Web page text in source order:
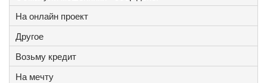
На онлайн проект
Другое
Возьму кредит
На мечту